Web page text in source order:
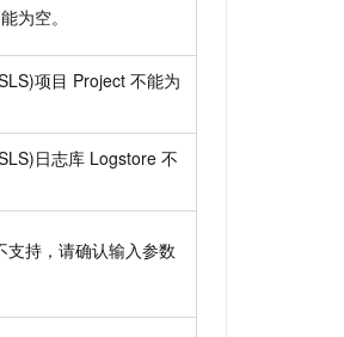
为空。
项目 Project 不能为
日志库 Logstore 不
支持，请确认输入参数